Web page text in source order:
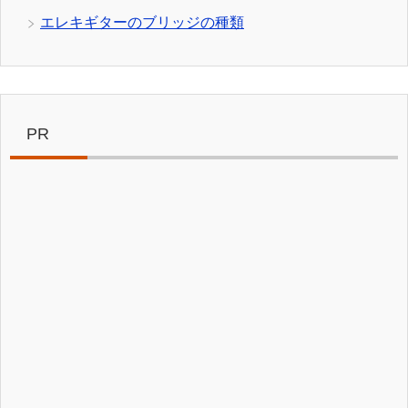
エレキギターのブリッジの種類
PR